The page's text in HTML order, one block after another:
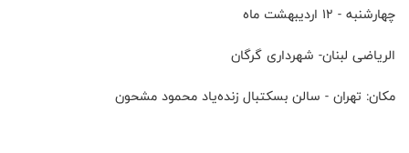
چهارشنبه - ۱۲ اردیبهشت ماه
الریاضی لبنان- شهرداری گرگان
مکان: تهران - سالن بسکتبال زنده‌یاد محمود مشحون